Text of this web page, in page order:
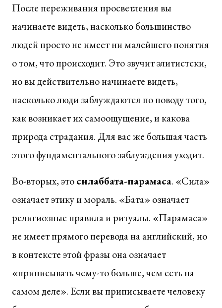
После переживания просветления вы
начинаете видеть, насколько большинство
людей просто не имеет ни малейшего понятия
о том, что происходит. Это звучит элитистски,
но вы действительно начинаете видеть,
насколько люди заблуждаются по поводу того,
как возникает их самоощущение, и какова
природа страдания. Для вас же большая часть
этого фундаментального заблуждения уходит.
Во-вторых, этосилаббата-парамаса. «Сила»
означает этику и мораль. «Бата» означает
религиозные правила и ритуалы. «Парамаса»
не имеет прямого перевода на английский, но
в контексте этой фразы она означает
«приписывать чему-то больше, чем есть на
самом деле». Если вы приписываете человеку